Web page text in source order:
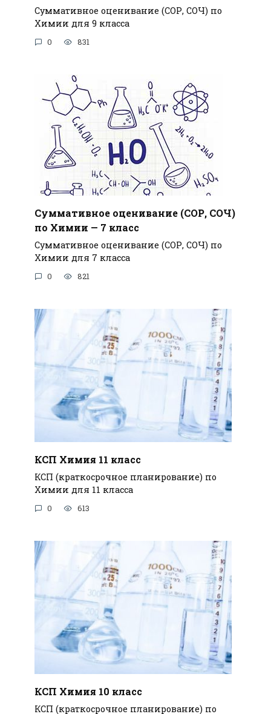
Суммативное оценивание (СОР, СОЧ) по
Химии для 9 класса
0 831
Суммативное оценивание (СОР, СОЧ)
по Химии — 7 класс
Суммативное оценивание (СОР, СОЧ) по
Химии для 7 класса
0 821
КСП Химия 11 класс
КСП (краткосрочное планирование) по
Химии для 11 класса
0 613
КСП Химия 10 класс
КСП (краткосрочное планирование) по